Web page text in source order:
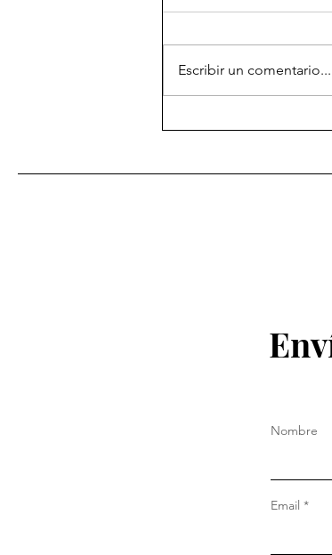
Escribir un comentario...
Nombre
Email